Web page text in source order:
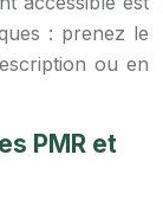
: prenez le
ou en
PMR et